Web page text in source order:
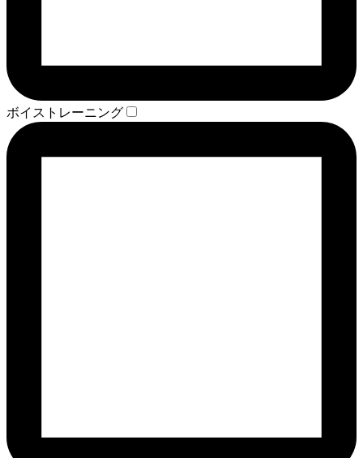
ボイストレーニング